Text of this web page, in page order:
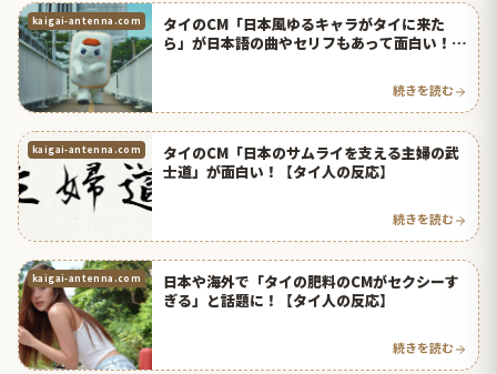
kaigai-antenna.com
タイのCM「日本風ゆるキャラがタイに来た
ら」が日本語の曲やセリフもあって面白い！
続きを読む
kaigai-antenna.com
タイのCM「日本のサムライを支える主婦の武
士道」が面白い！【タイ人の反応】
続きを読む
kaigai-antenna.com
日本や海外で「タイの肥料のCMがセクシーす
ぎる」と話題に！【タイ人の反応】
続きを読む